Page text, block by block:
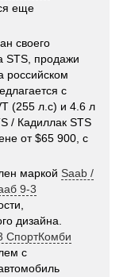
еще
своего
STS, продажи
российском
с
(255 л.с) и 4.6 л
/ Кадиллак STS
от $65 900, с
маркой Saab /
9-3
дизайна.
СпортКомби
с